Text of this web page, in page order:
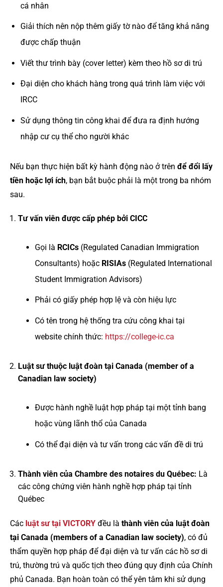
cá nhân
Giải thích nên nộp thêm giấy tờ nào để tăng khả năng
được chấp thuận
Viết thư trình bày (cover letter) kèm theo hồ sơ di trú
Đại diện cho khách hàng trong quá trình làm việc với
IRCC
Sử dụng thông tin công khai để đưa ra định hướng
nhập cư cụ thể cho người khác
Nếu bạn thực hiện bất kỳ hành động nào ở trên để đổi lấy
tiền hoặc lợi ích, bạn bắt buộc phải là một trong ba nhóm
sau.
Tư vấn viên được cấp phép bởi CICC
Gọi là RCICs(Regulated Canadian Immigration
Consultants) hoặc RISIAs(Regulated International
Student Immigration Advisors)
Phải có giấy phép hợp lệ và còn hiệu lực
Có tên trong hệ thống tra cứu công khai tại
website chính thức: https://college-ic.ca
Luật sư thuộc luật đoàn tại Canada (member of a
Canadian law society)
Được hành nghề luật hợp pháp tại một tỉnh bang
hoặc vùng lãnh thổ của Canada
Có thể đại diện và tư vấn trong các vấn đề di trú
Thành viên của Chambre des notaires du Québec: Là
các công chứng viên hành nghề hợp pháp tại tỉnh
Québec
Các luật sư tại VICTORY đều là thành viên của luật đoàn
tại Canada (members of a Canadian law society), có đủ
thẩm quyền hợp pháp để đại diện và tư vấn các hồ sơ di
trú, thường trú và quốc tịch theo đúng quy định của Chính
phủ Canada. Bạn hoàn toàn có thể yên tâm khi sử dụng